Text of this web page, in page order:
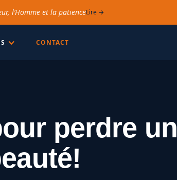
l’Homme et la patienceLire →
CONTACT
perdre un